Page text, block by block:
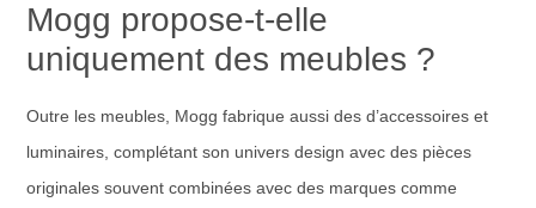
Mogg propose-t-elle
uniquement des meubles ?
Outre les meubles, Mogg fabrique aussi des d’accessoires et
luminaires, complétant son univers design avec des pièces
originales souvent combinées avec des marques comme